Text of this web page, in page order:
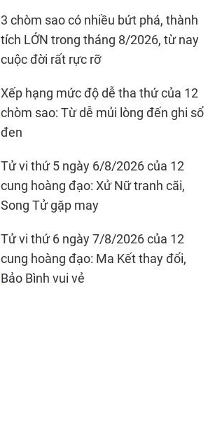
3 chòm sao có nhiều bứt phá, thành
tích LỚN trong tháng 8/2026, từ nay
cuộc đời rất rực rỡ
Xếp hạng mức độ dễ tha thứ của 12
chòm sao: Từ dễ mủi lòng đến ghi sổ
đen
Tử vi thứ 5 ngày 6/8/2026 của 12
cung hoàng đạo: Xử Nữ tranh cãi,
Song Tử gặp may
Tử vi thứ 6 ngày 7/8/2026 của 12
cung hoàng đạo: Ma Kết thay đổi,
Bảo Bình vui vẻ